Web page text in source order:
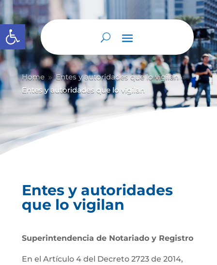
Abrir barra de herramientas
Home 9 Entes y autoridades que lo vigilan 9
Entes y autoridades que lo vigilan
Entes y autoridades
que lo vigilan
Superintendencia de Notariado y Registro
En el Artículo 4 del Decreto 2723 de 2014,